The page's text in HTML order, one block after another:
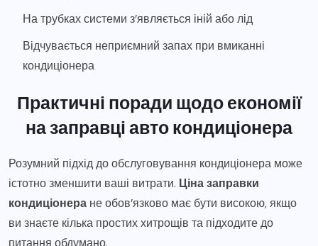
На трубках системи з’являється іній або лід
Відчувається неприємний запах при вмиканні
кондиціонера
Практичні поради щодо економії
на заправці авто кондиціонера
Розумний підхід до обслуговування кондиціонера може
істотно зменшити ваші витрати. Ціна заправки
кондиціонера не обов’язково має бути високою, якщо
ви знаєте кілька простих хитрощів та підходите до
питання обдумано.